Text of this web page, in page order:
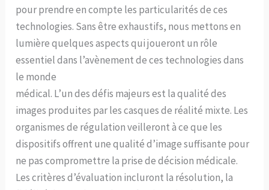
pour prendre en compte les particularités de ces
technologies. Sans être exhaustifs, nous mettons en
lumière quelques aspects qui joueront un rôle
essentiel dans l’avènement de ces technologies dans
le monde
médical. L’un des défis majeurs est la qualité des
images produites par les casques de réalité mixte. Les
organismes de régulation veilleront à ce que les
dispositifs offrent une qualité d’image suffisante pour
ne pas compromettre la prise de décision médicale.
Les critères d’évaluation incluront la résolution, la